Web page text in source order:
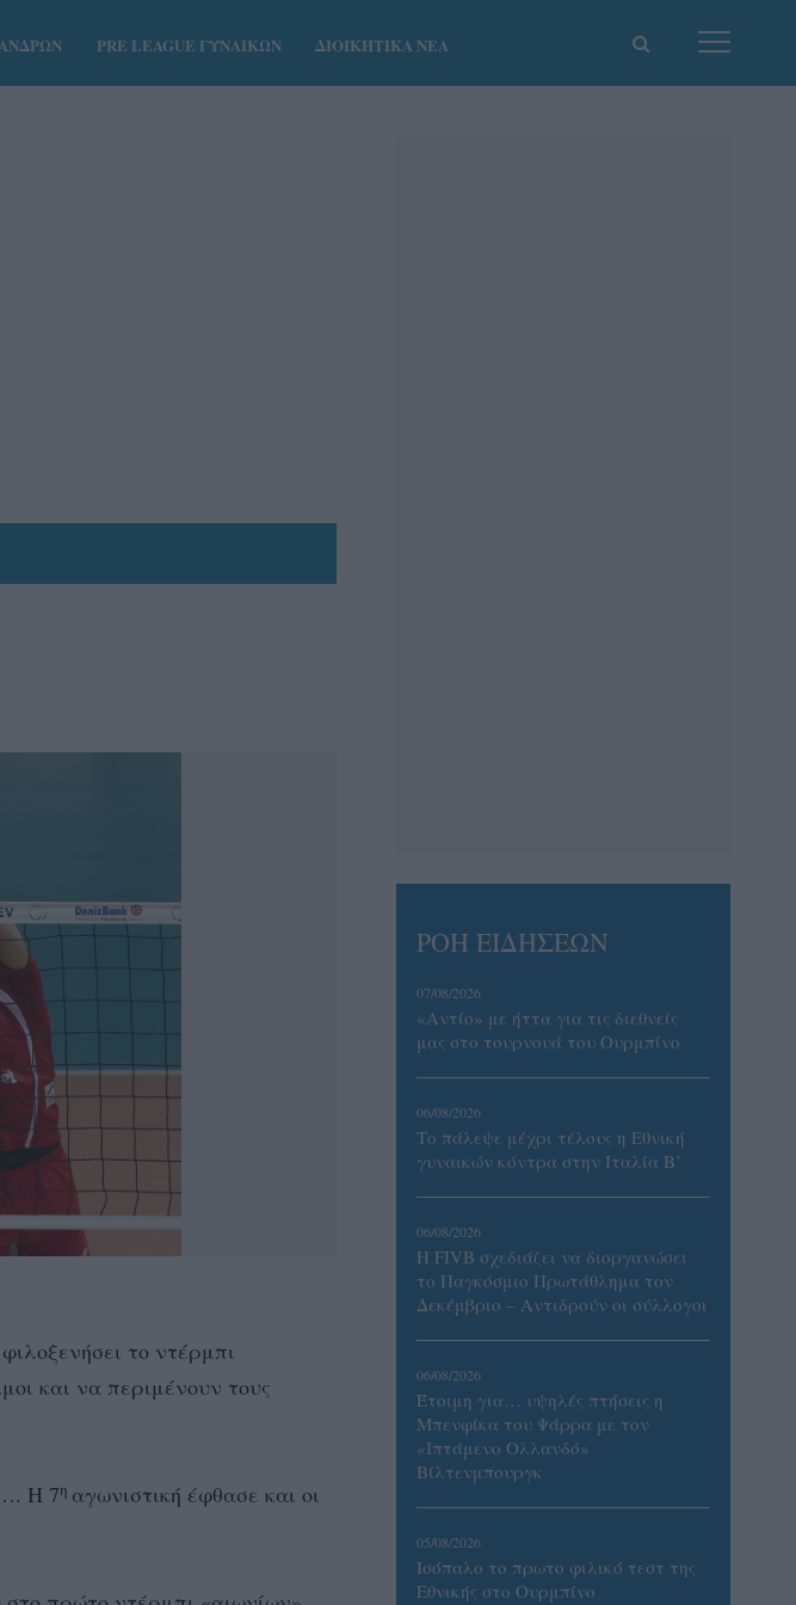
ΑΝΔΡΩΝ PRE LEAGUE ΓΥΝΑΙΚΩΝ ΔΙΟΙΚΗΤΙΚΑ ΝΕΑ
το ντέρμπι
και να περιμένουν τους
Η 7η αγωνιστική έφθασε και οι
ΡΟΗ ΕΙΔΗΣΕΩΝ
07/08/2026
«Αντίο» με ήττα για τις διεθνείς
μας στο τουρνουά του Ουρμπίνο
06/08/2026
Το πάλεψε μέχρι τέλους η Εθνική
γυναικών κόντρα στην Ιταλία Β’
06/08/2026
Η FIVB σχεδιάζει να διοργανώσει
το Παγκόσμιο Πρωτάθλημα τον
Δεκέμβριο – Αντιδρούν οι σύλλογοι
06/08/2026
Έτοιμη για… υψηλές πτήσεις η
Μπενφίκα του Ψάρρα με τον
«Ιπτάμενο Ολλανδό»
Βίλτενμπουργκ
05/08/2026
Ισόπαλο το πρωτο φιλικό τεστ της
Εθνικής στο Ουρμπίνο